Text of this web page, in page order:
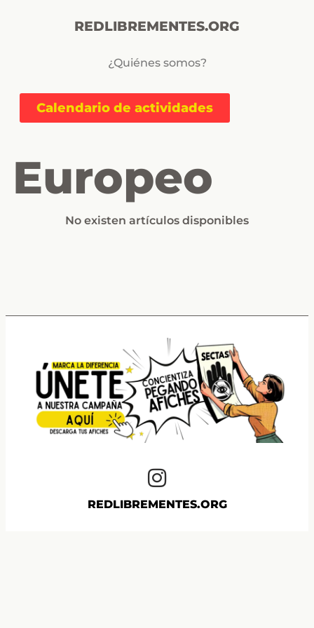
REDLIBREMENTES.ORG
¿Quiénes somos?
Calendario de actividades
Europeo
No existen artículos disponibles
REDLIBREMENTES.ORG